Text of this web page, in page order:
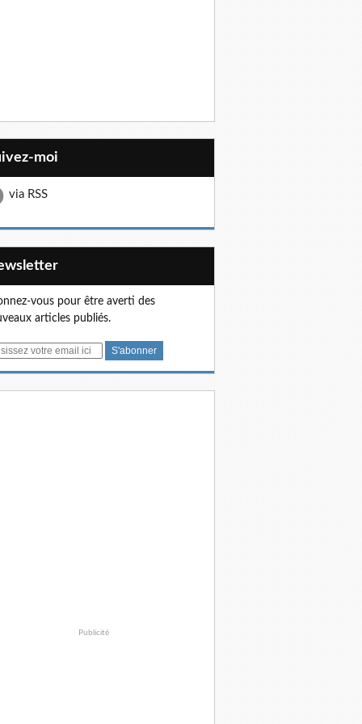
moi
via RSS
vous pour être averti des
articles publiés.
Publicité